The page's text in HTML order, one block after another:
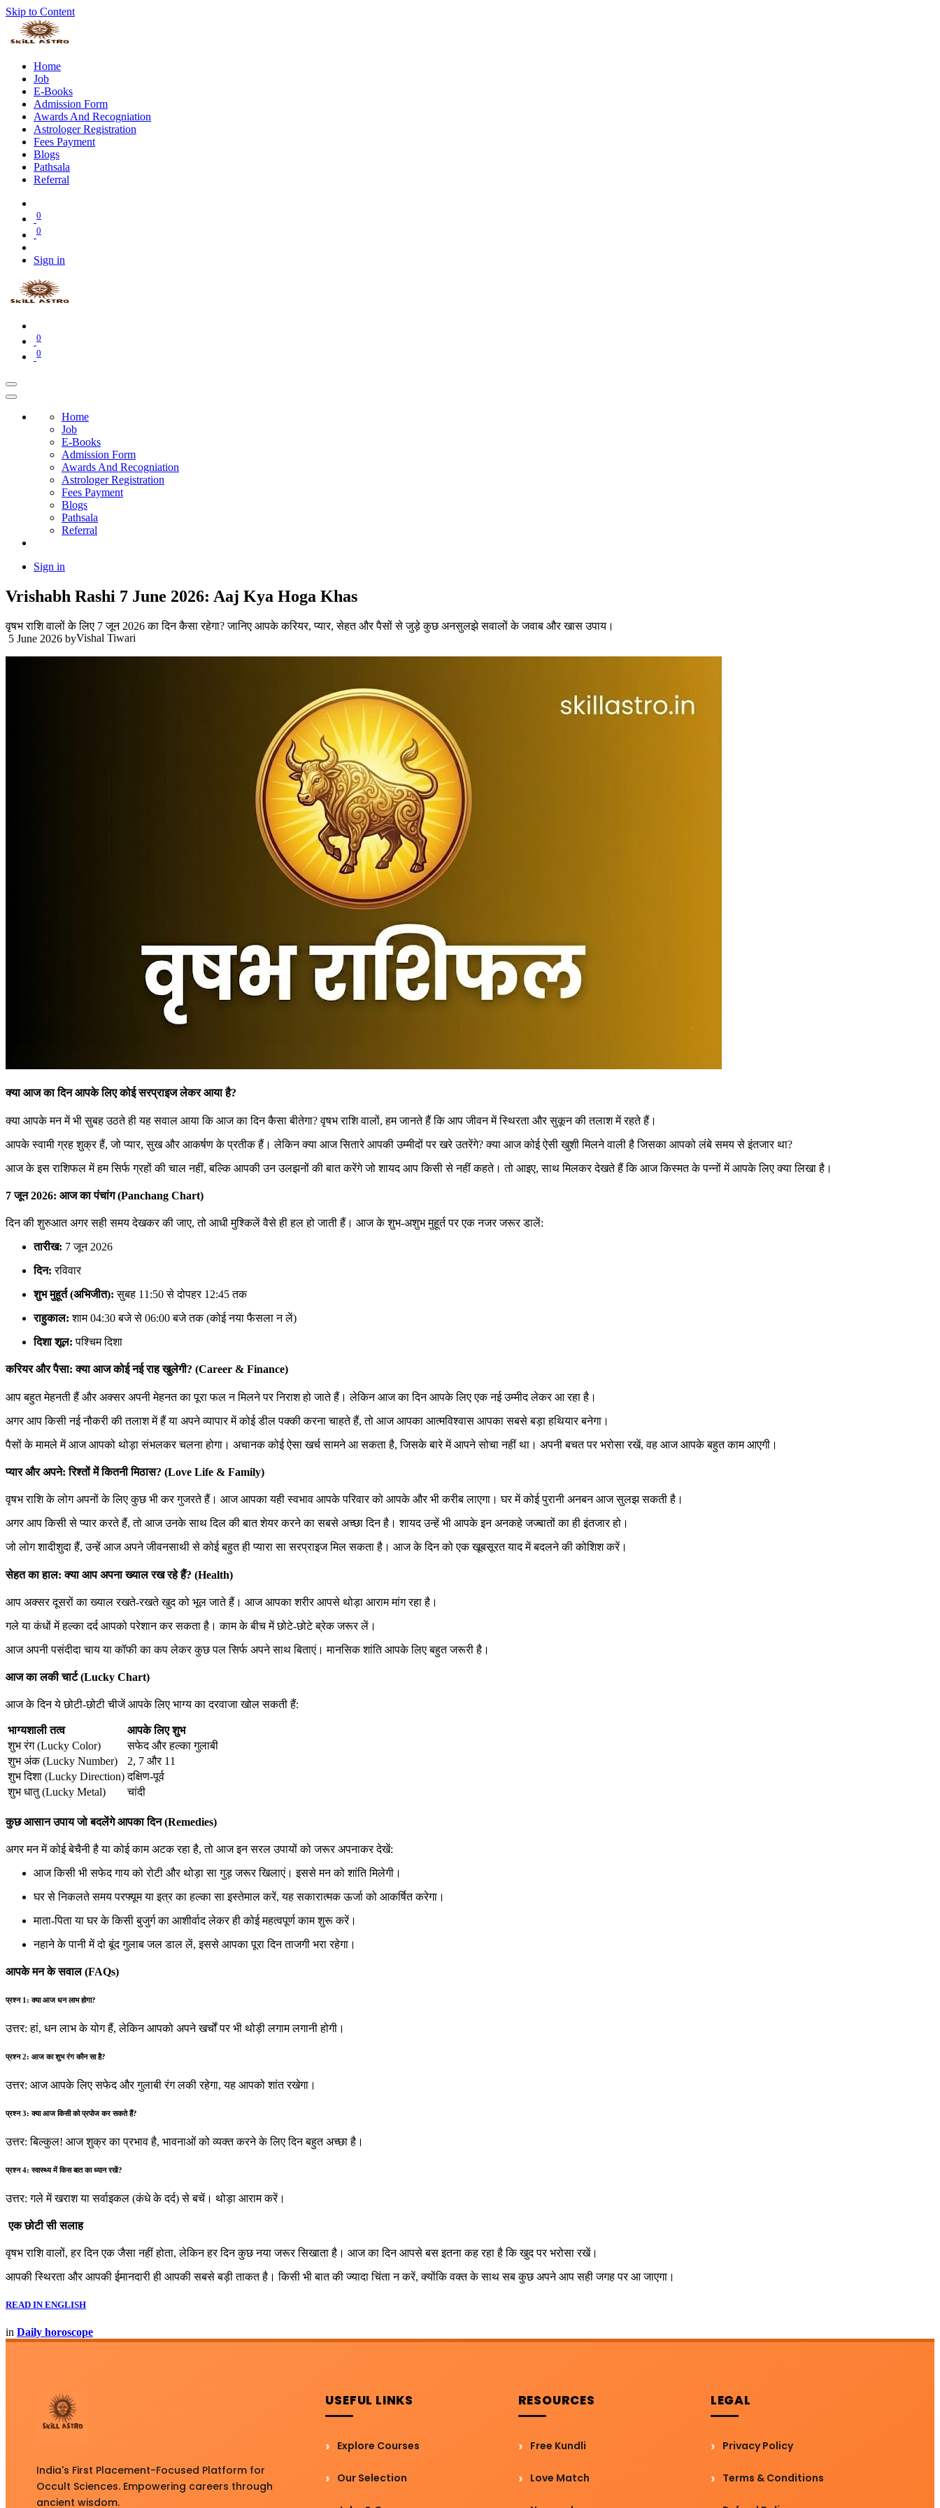
Skip to Content
Home
Job
E-Books
Admission Form
Awards And Recogniation
Astrologer Registration
Fees Payment
Blogs
Pathsala
Referral
0
0
Sign in
0
0
Home
Job
E-Books
Admission Form
Awards And Recogniation
Astrologer Registration
Fees Payment
Blogs
Pathsala
Referral
Sign in
Vrishabh Rashi 7 June 2026: Aaj Kya Hoga Khas
वृषभ राशि वालों के लिए 7 जून 2026 का दिन कैसा रहेगा? जानिए आपके करियर, प्यार, सेहत और पैसों से जुड़े कुछ अनसुलझे सवालों के जवाब और खास उपाय।
5 June 2026 byVishal Tiwari
क्या आज का दिन आपके लिए कोई सरप्राइज लेकर आया है?
क्या आपके मन में भी सुबह उठते ही यह सवाल आया कि आज का दिन कैसा बीतेगा? वृषभ राशि वालों, हम जानते हैं कि आप जीवन में स्थिरता और सुकून की तलाश में रहते हैं।
आपके स्वामी ग्रह शुक्र हैं, जो प्यार, सुख और आकर्षण के प्रतीक हैं। लेकिन क्या आज सितारे आपकी उम्मीदों पर खरे उतरेंगे? क्या आज कोई ऐसी खुशी मिलने वाली है जिसका आपको लंबे समय से इंतजार था?
आज के इस राशिफल में हम सिर्फ ग्रहों की चाल नहीं, बल्कि आपकी उन उलझनों की बात करेंगे जो शायद आप किसी से नहीं कहते। तो आइए, साथ मिलकर देखते हैं कि आज किस्मत के पन्नों में आपके लिए क्या लिखा है।
7 जून 2026: आज का पंचांग (Panchang Chart)
दिन की शुरुआत अगर सही समय देखकर की जाए, तो आधी मुश्किलें वैसे ही हल हो जाती हैं। आज के शुभ-अशुभ मुहूर्त पर एक नजर जरूर डालें:
तारीख: 7 जून 2026
दिन: रविवार
शुभ मुहूर्त (अभिजीत): सुबह 11:50 से दोपहर 12:45 तक
राहुकाल: शाम 04:30 बजे से 06:00 बजे तक (कोई नया फैसला न लें)
दिशा शूल: पश्चिम दिशा
करियर और पैसा: क्या आज कोई नई राह खुलेगी? (Career & Finance)
आप बहुत मेहनती हैं और अक्सर अपनी मेहनत का पूरा फल न मिलने पर निराश हो जाते हैं। लेकिन आज का दिन आपके लिए एक नई उम्मीद लेकर आ रहा है।
अगर आप किसी नई नौकरी की तलाश में हैं या अपने व्यापार में कोई डील पक्की करना चाहते हैं, तो आज आपका आत्मविश्वास आपका सबसे बड़ा हथियार बनेगा।
पैसों के मामले में आज आपको थोड़ा संभलकर चलना होगा। अचानक कोई ऐसा खर्च सामने आ सकता है, जिसके बारे में आपने सोचा नहीं था। अपनी बचत पर भरोसा रखें, वह आज आपके बहुत काम आएगी।
प्यार और अपने: रिश्तों में कितनी मिठास? (Love Life & Family)
वृषभ राशि के लोग अपनों के लिए कुछ भी कर गुजरते हैं। आज आपका यही स्वभाव आपके परिवार को आपके और भी करीब लाएगा। घर में कोई पुरानी अनबन आज सुलझ सकती है।
अगर आप किसी से प्यार करते हैं, तो आज उनके साथ दिल की बात शेयर करने का सबसे अच्छा दिन है। शायद उन्हें भी आपके इन अनकहे जज्बातों का ही इंतजार हो।
जो लोग शादीशुदा हैं, उन्हें आज अपने जीवनसाथी से कोई बहुत ही प्यारा सा सरप्राइज मिल सकता है। आज के दिन को एक खूबसूरत याद में बदलने की कोशिश करें।
सेहत का हाल: क्या आप अपना ख्याल रख रहे हैं? (Health)
आप अक्सर दूसरों का ख्याल रखते-रखते खुद को भूल जाते हैं। आज आपका शरीर आपसे थोड़ा आराम मांग रहा है।
गले या कंधों में हल्का दर्द आपको परेशान कर सकता है। काम के बीच में छोटे-छोटे ब्रेक जरूर लें।
आज अपनी पसंदीदा चाय या कॉफी का कप लेकर कुछ पल सिर्फ अपने साथ बिताएं। मानसिक शांति आपके लिए बहुत जरूरी है।
आज का लकी चार्ट (Lucky Chart)
आज के दिन ये छोटी-छोटी चीजें आपके लिए भाग्य का दरवाजा खोल सकती हैं:
भाग्यशाली तत्व
आपके लिए शुभ
शुभ रंग (Lucky Color)
सफेद और हल्का गुलाबी
शुभ अंक (Lucky Number)
2, 7 और 11
शुभ दिशा (Lucky Direction) दक्षिण-पूर्व
शुभ धातु (Lucky Metal)
चांदी
कुछ आसान उपाय जो बदलेंगे आपका दिन (Remedies)
अगर मन में कोई बेचैनी है या कोई काम अटक रहा है, तो आज इन सरल उपायों को जरूर अपनाकर देखें:
आज किसी भी सफेद गाय को रोटी और थोड़ा सा गुड़ जरूर खिलाएं। इससे मन को शांति मिलेगी।
घर से निकलते समय परफ्यूम या इत्र का हल्का सा इस्तेमाल करें, यह सकारात्मक ऊर्जा को आकर्षित करेगा।
माता-पिता या घर के किसी बुजुर्ग का आशीर्वाद लेकर ही कोई महत्वपूर्ण काम शुरू करें।
नहाने के पानी में दो बूंद गुलाब जल डाल लें, इससे आपका पूरा दिन ताजगी भरा रहेगा।
आपके मन के सवाल (FAQs)
प्रश्न 1: क्या आज धन लाभ होगा?
उत्तर: हां, धन लाभ के योग हैं, लेकिन आपको अपने खर्चों पर भी थोड़ी लगाम लगानी होगी।
प्रश्न 2: आज का शुभ रंग कौन सा है?
उत्तर: आज आपके लिए सफेद और गुलाबी रंग लकी रहेगा, यह आपको शांत रखेगा।
प्रश्न 3: क्या आज किसी को प्रपोज कर सकते हैं?
उत्तर: बिल्कुल! आज शुक्र का प्रभाव है, भावनाओं को व्यक्त करने के लिए दिन बहुत अच्छा है।
प्रश्न 4: स्वास्थ्य में किस बात का ध्यान रखें?
उत्तर: गले में खराश या सर्वाइकल (कंधे के दर्द) से बचें। थोड़ा आराम करें।
एक छोटी सी सलाह
वृषभ राशि वालों, हर दिन एक जैसा नहीं होता, लेकिन हर दिन कुछ नया जरूर सिखाता है। आज का दिन आपसे बस इतना कह रहा है कि खुद पर भरोसा रखें।
आपकी स्थिरता और आपकी ईमानदारी ही आपकी सबसे बड़ी ताकत है। किसी भी बात की ज्यादा चिंता न करें, क्योंकि वक्त के साथ सब कुछ अपने आप सही जगह पर आ जाएगा।
READ IN ENGLISH
in Daily horoscope
India's First Placement-Focused Platform for
Occult Sciences. Empowering careers through
ancient wisdom.
USEFUL LINKS
Explore Courses
Our Selection
RESOURCES
Free Kundli
Love Match
LEGAL
Privacy Policy
Terms & Conditions